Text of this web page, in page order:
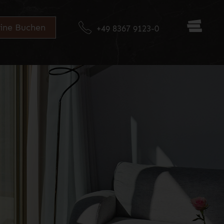
Buchen +49 8367 9123-0